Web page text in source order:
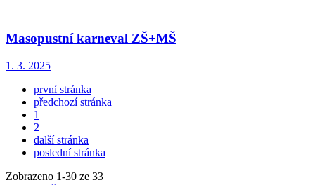
Masopustní karneval ZŠ+MŠ
1. 3. 2025
první stránka
předchozí stránka
1
2
další stránka
poslední stránka
Zobrazeno 1-30 ze 33